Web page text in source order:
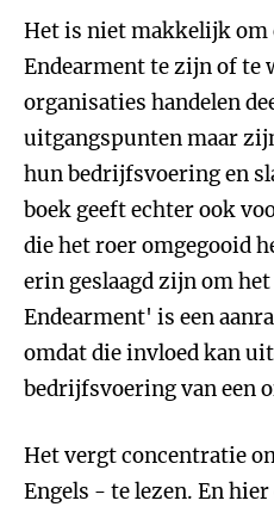
Het is niet makkelijk om
Endearment te zijn of te
organisaties handelen
uitgangspunten maar
hun bedrijfsvoering en
boek geeft echter ook
die het roer omgegooid
erin geslaagd zijn om
Endearment' is een
omdat die invloed kan
bedrijfsvoering van een
Het vergt concentratie
Engels - te lezen. En